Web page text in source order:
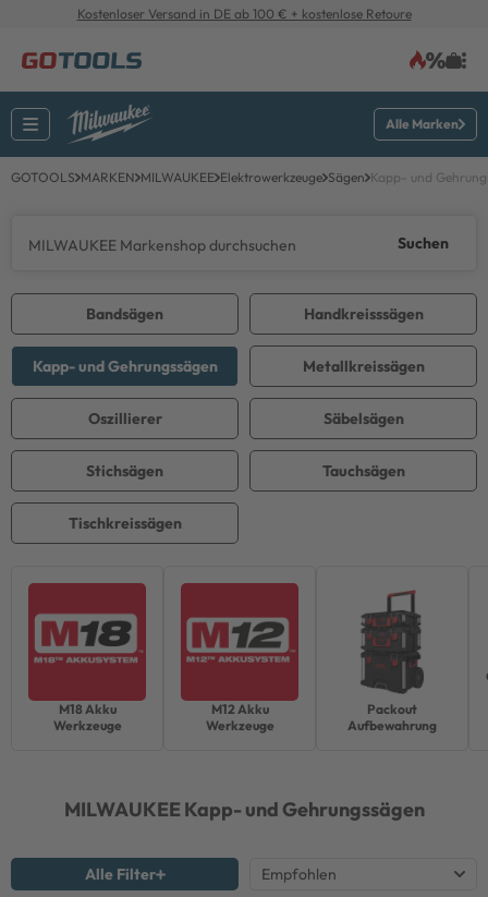
Kostenloser Versand in DE ab 100 € + kostenlose Retoure
Alle Marken
GOTOOLS MARKEN MILWAUKEE Elektrowerkzeuge Sägen Kapp- und
Suchen
Kapp- und Gehrungssägen
Tischkreissägen
Handkreisssägen
Tauchsägen
Stichsägen
Säbelsägen
Bandsägen
Metallkreissägen
Oszillierer
M18 Akku
Werkzeuge
M12 Akku
Werkzeuge
Packout
Aufbewahrung
MILWAUKEE Kapp- und Gehrungssägen
Alle Filter